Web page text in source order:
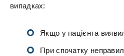
випадках:
Якщо у пацієнта
При спочатку